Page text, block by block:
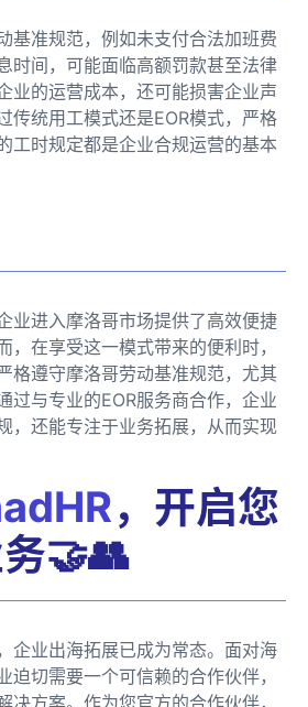
基准规范，例如未支付合法加班费
时间，可能面临高额罚款甚至法律
业的运营成本，还可能损害企业声
传统用工模式还是EOR模式，严格
工时规定都是企业合规运营的基本
业进入摩洛哥市场提供了高效便捷
，在享受这一模式带来的便利时，
格遵守摩洛哥劳动基准规范，尤其
过与专业的EOR服务商合作，企业
，还能专注于业务拓展，从而实现
，开启您
🤝👥
企业出海拓展已成为常态。面对海
迫切需要一个可信赖的合作伙伴，
决方案。作为您官方的合作伙伴，